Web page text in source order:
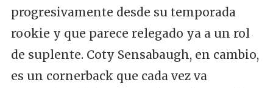
progresivamente desde su temporada
rookie y que parece relegado ya a un rol
de suplente. Coty Sensabaugh, en cambio,
es un cornerback que cada vez va